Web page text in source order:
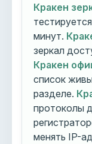
Кракен
минут.
зеркал
Кракен
список
разделе.
протоколы
менять IP-